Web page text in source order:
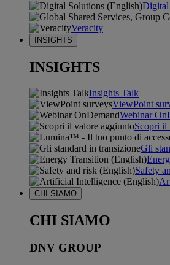
Digital
Veracity
INSIGHTS
INSIGHTS
Insights Talk
ViewPoint
Webinar
Scopri il
Gli
Safety
CHI SIAMO
CHI SIAMO
DNV GROUP